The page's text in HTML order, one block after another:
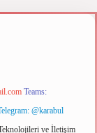
Teams:
@karabul
ve İletişim